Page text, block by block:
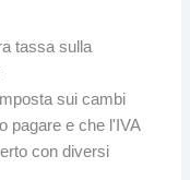
tassa sulla
sui cambi
pagare e che l'IVA
con diversi